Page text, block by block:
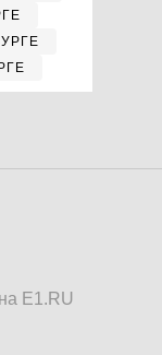
E1.RU